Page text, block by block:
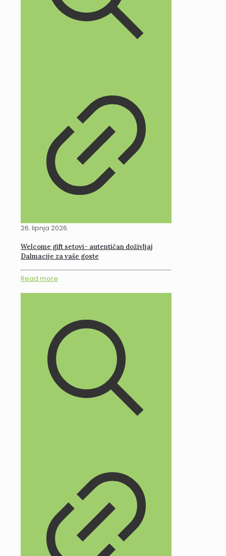
26. lipnja 2026.
Welcome gift setovi- autentičan doživljaj
Dalmacije za vaše goste
Read more